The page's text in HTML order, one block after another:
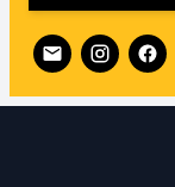
Follow XR Vejle